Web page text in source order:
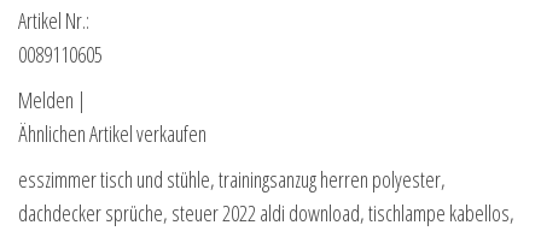
Artikel Nr.:
0089110605
Melden |
Ähnlichen Artikel verkaufen
esszimmer tisch und stühle, trainingsanzug herren polyester,
dachdecker sprüche, steuer 2022 aldi download, tischlampe kabellos,